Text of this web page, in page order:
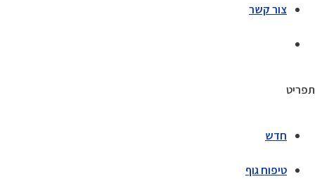
צור קשר
תפריט
חדש
טיפוח גוף